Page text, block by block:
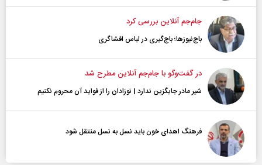
جام‌جم آنلاین بررسی کرد
باج‌نیوزها؛ باج‌گیری در لباس افشاگری
در گفت‌و‌گو با جام‌جم آنلاین مطرح شد
شیر مادر جایگزین ندارد | نوزادان را از فواید آن محروم نکنیم
فرهنگ اهدای خون باید نسل به نسل منتقل شود